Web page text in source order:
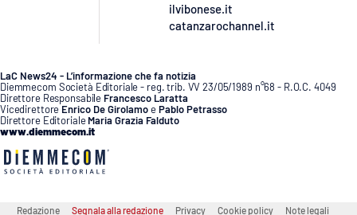
Food
Storie
LAC
ilvibonese.it
catanzarochannel.it
LaC News24 - L’informazione che fa notizia
Diemmecom Società Editoriale - reg. trib. VV 23/05/1989 n°68 - R.O.C. 4049
Direttore Responsabile Francesco Laratta
Vicedirettore Enrico De GirolamoePablo Petrasso
Direttore Editoriale Maria Grazia Falduto
www.diemmecom.it
Redazione Segnala alla redazione Privacy Cookie policy Note legali